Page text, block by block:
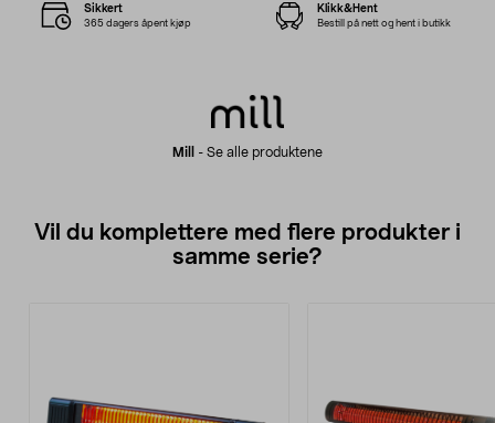
Mill - Se alle produktene
Sikkert
365 dagers åpent kjøp
Klikk&Hent
Bestill på nett og hent i butikk
Vil du komplettere med flere produkter i
samme serie?